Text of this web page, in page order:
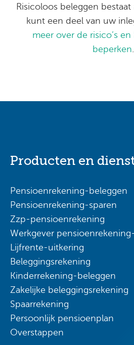
Risicoloos beleggen
kunt een deel van uw
meer over de risico’s
beperken.
Producten en
Pensioenrekening-beleggen
Pensioenrekening-sparen
Zzp-pensioenrekening
Werkgever
Lijfrente-uitkering
Beleggingsrekening
Kinderrekening-beleggen
Zakelijke beleggingsrekening
Spaarrekening
Persoonlijk pensioenplan
Overstappen